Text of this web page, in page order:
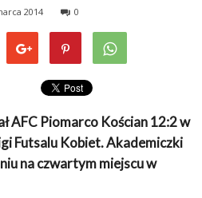
2014 0
AFC Piomarco Kościan 12:2 w
Futsalu Kobiet. Akademiczki
na czwartym miejscu w